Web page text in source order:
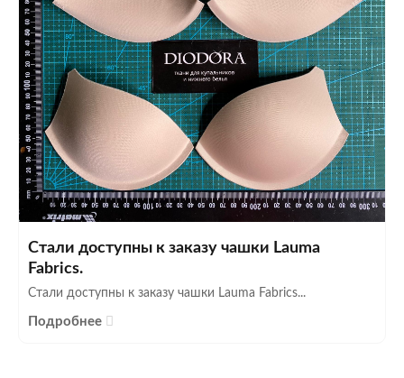
Стали доступны к заказу чашки Lauma
Fabrics.
Стали доступны к заказу чашки Lauma Fabrics...
Подробнее